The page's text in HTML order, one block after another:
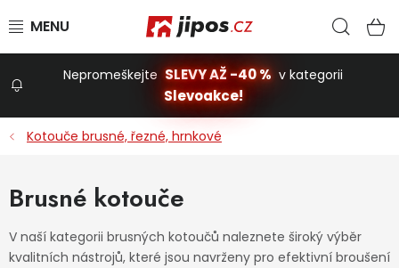
Stavba a dům
Nepromeškejte SLEVY AŽ -40 % v kategorii
Slevoakce!
Kotouče brusné, řezné, hrnkové
Brusné kotouče
V naší kategorii brusných kotoučů naleznete široký výběr
kvalitních nástrojů, které jsou navrženy pro efektivní broušení